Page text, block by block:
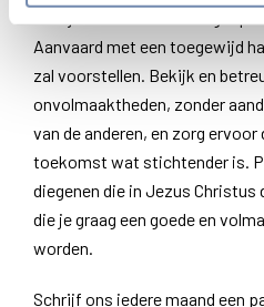
Aanvaard met een toegewijd
zal voorstellen. Bekijk en
onvolmaaktheden, zonder
van de anderen, en zorg ervoor
toekomst wat stichtender is.
diegenen die in Jezus Christus
die je graag een goede en
worden.
Schrijf ons iedere maand een